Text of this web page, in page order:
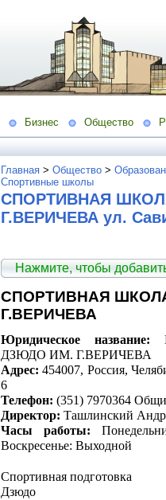
Бизнес Общество
Главная > Общество >
Спортивные школы
СПОРТИВНАЯ
Г.ВЕРИЧЕВА ул.
Нажмите, чтобы
СПОРТИВНАЯ
Г.ВЕРИЧЕВА
Юридическое название:
ДЗЮДО ИМ. Г.ВЕРИЧЕВА
Адрес: 454007, Россия,
6
Телефон: (351) 7970364
Директор: Ташлинский
Часы работы:
Воскресенье: Выходной
Спортивная подготовка
Дзюдо